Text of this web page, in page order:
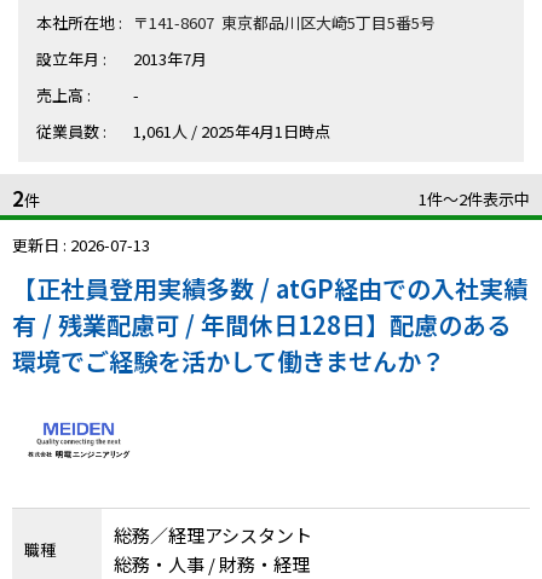
本社所在地 :
〒141-8607 東京都品川区大崎5丁目5番5号
設立年月 :
2013年7月
売上高 :
-
従業員数 :
1,061人 / 2025年4月1日時点
2件
1件〜2件表示中
更新日 : 2026-07-13
【正社員登用実績多数 / atGP経由での入社実績
有 / 残業配慮可 / 年間休日128日】配慮のある
環境でご経験を活かして働きませんか？
職種
総務／経理アシスタント
総務・人事 / 財務・経理
求人検索・スカウトサービス
障害別専門支援の就労移行支援サービス
IT・Web制作スキルを身につける就労移行支援サービス
ソーシャルファームサービス
お問い合わせ
メニューを閉じる